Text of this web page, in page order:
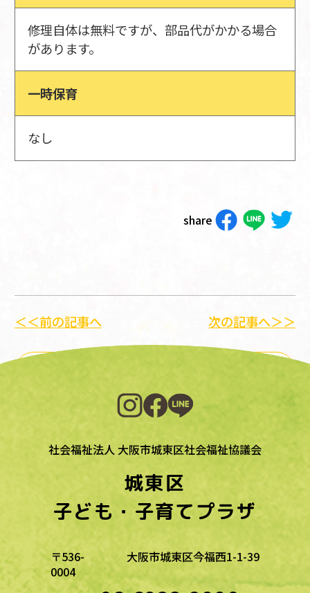
修理自体は無料ですが、部品代がかかる場合
があります。
一時保育
なし
share
＜＜前の記事へ
一覧に戻る
次の記事へ＞＞
社会福祉法人 大阪市城東区社会福祉協議会
城東区
子ども・子育てプラザ
〒536-
0004
大阪市城東区今福西1-1-39